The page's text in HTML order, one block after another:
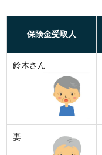
保険金受取人
鈴木さん
妻